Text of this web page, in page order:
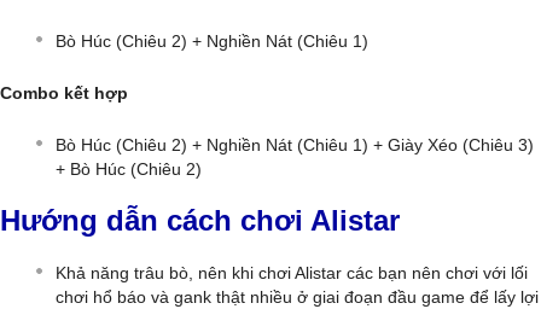
Bò Húc (Chiêu 2) + Nghiền Nát (Chiêu 1)
Combo kết hợp
Bò Húc (Chiêu 2) + Nghiền Nát (Chiêu 1) + Giày Xéo (Chiêu 3)
+ Bò Húc (Chiêu 2)
Hướng dẫn cách chơi Alistar
Khả năng trâu bò, nên khi chơi Alistar các bạn nên chơi với lối
chơi hổ báo và gank thật nhiều ở giai đoạn đầu game để lấy lợi